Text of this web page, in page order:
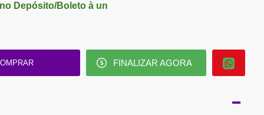
no Depósito/Boleto à un
FINALIZAR AGORA